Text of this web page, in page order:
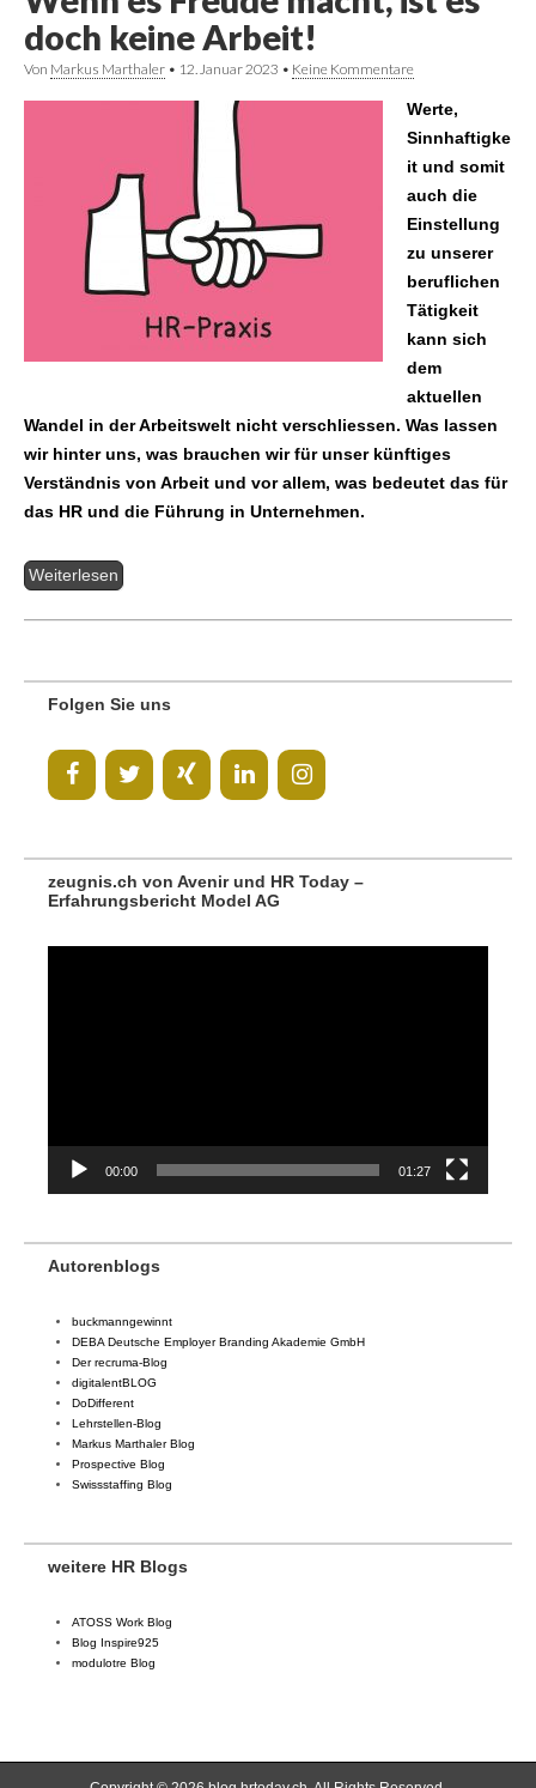
doch keine Arbeit!
Von Markus Marthaler • 12. Januar 2023 • Keine Kommentare
Werte,
Sinnhaftigke
it und somit
auch die
Einstellung
zu unserer
beruflichen
Tätigkeit
kann sich
dem
aktuellen
Wandel in der Arbeitswelt nicht verschliessen. Was lassen
wir hinter uns, was brauchen wir für unser künftiges
Verständnis von Arbeit und vor allem, was bedeutet das für
das HR und die Führung in Unternehmen.
Weiterlesen
Folgen Sie uns
zeugnis.ch von Avenir und HR Today –
Erfahrungsbericht Model AG
00:00 01:27
Autorenblogs
buckmanngewinnt
DEBA Deutsche Employer Branding Akademie GmbH
Der recruma-Blog
digitalentBLOG
DoDifferent
Lehrstellen-Blog
Markus Marthaler Blog
Prospective Blog
Swissstaffing Blog
weitere HR Blogs
ATOSS Work Blog
Blog Inspire925
modulotre Blog